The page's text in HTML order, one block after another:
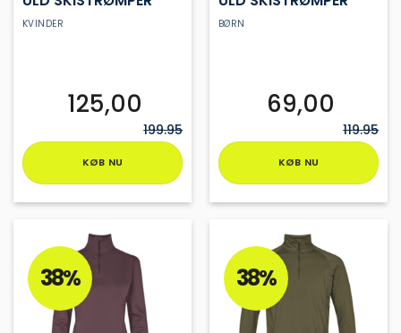
KVINDER
KØB NU
vare
flere
varianter.
Mulighederne
vælges
199.95
125,00
BØRN
KØB NU
vare
flere
varianter.
Mulighederne
vælges
119.95
69,00
38% 38%